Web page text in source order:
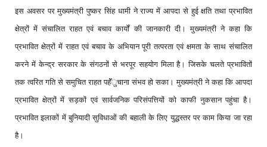
इस अवसर पर मुख्यमंत्री पुष्कर सिंह धामी ने राज्य में आपदा से हुई क्षति तथा प्रभावित
क्षेत्रों में संचालित राहत एवं बचाव कार्यों की जानकारी दी। मुख्यमंत्री ने कहा कि
प्रभावित क्षेत्रों में राहत एवं बचाव के अभियान पूरी तत्परता एवं क्षमता के साथ संचालित
करने में केन्द्र सरकार के संगठनों से भरपूर सहयोग मिला है। जिसके चलते प्रभावितों
तक त्वरित गति से समुचित राहत पहॅॅंुचाना संभव हो सका। मुख्यमंत्री ने कहा कि आपदा
प्रभावित क्षेत्रों में सड़कों एवं सार्वजनिक परिसंपत्तियों को काफी नुकसान पहुंचा है।
प्रभावित इलाकों में बुनियादी सुविधाओं की बहाली के लिए युद्धस्तर पर काम किया जा रहा
है।